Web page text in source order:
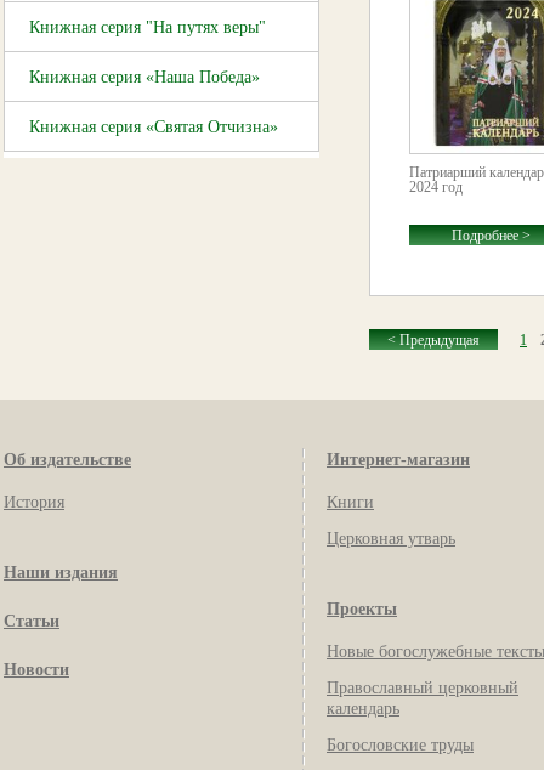
Книжная серия "На путях веры"
Книжная серия «Наша Победа»
Книжная серия «Святая Отчизна»
Патриарший
2024 год
Подробнее >
< Предыдущая 1
Об издательстве
История
Наши издания
Статьи
Новости
Интернет-магазин
Книги
Церковная утварь
Проекты
Новые богослужебные тексты
Православный церковный
календарь
Богословские труды